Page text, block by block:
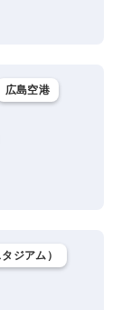
広島空港
ジアム）